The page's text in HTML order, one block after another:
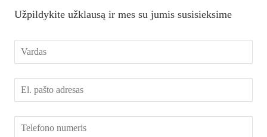
Užpildykite užklausą ir mes su jumis susisieksime